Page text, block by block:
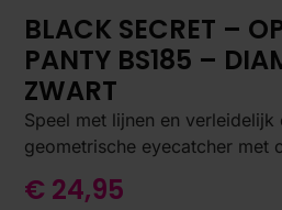
BLACK SECRET –
PANTY BS185 –
ZWART
Speel met lijnen en
geometrische eyecatcher met
€ 24,95